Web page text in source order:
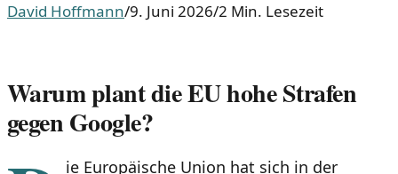
David Hoffmann/9. Juni 2026/2 Min. Lesezeit
Warum plant die EU hohe Strafen
gegen Google?
ie Europäische Union hat sich in der